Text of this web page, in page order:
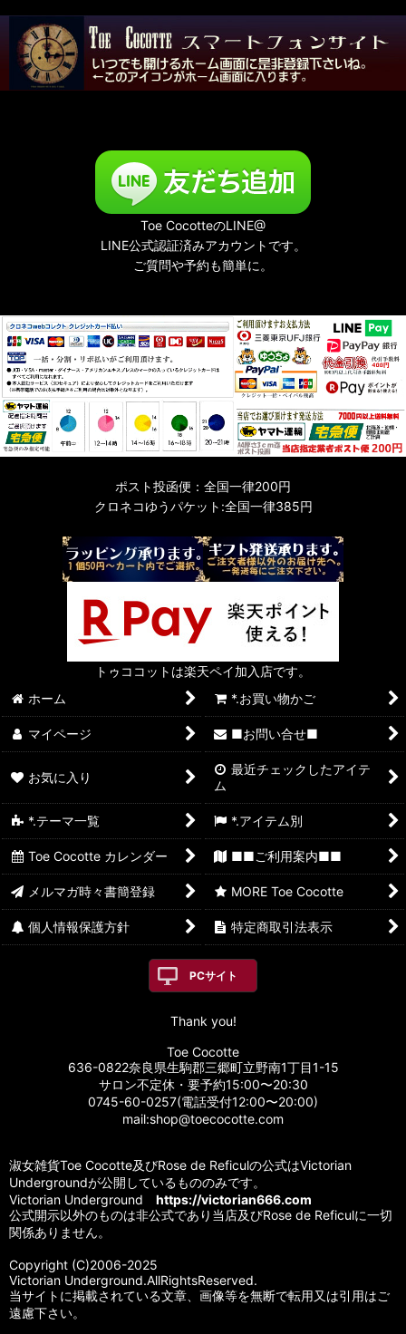
Toe CocotteのLINE@
LINE公式認証済みアカウントです。
ご質問や予約も簡単に。
ポスト投函便：全国一律200円
クロネコゆうパケット:全国一律385円
トゥココットは楽天ペイ加入店です。
ホーム
*.お買い物かご
マイページ ■お問い合せ■
お気に入り
最近チェックしたアイテ
ム
*.テーマ一覧 *.アイテム別
Toe Cocotte カレンダー ■■ご利用案内■■
メルマガ時々書簡登録 MORE Toe Cocotte
個人情報保護方針 特定商取引法表示
PCサイト
Thank you!
Toe Cocotte
636-0822奈良県生駒郡三郷町立野南1丁目1-15
サロン不定休・要予約15:00〜20:30
0745-60-0257(電話受付12:00〜20:00)
mail:shop@toecocotte.com
淑女雑貨Toe Cocotte及びRose de Reficulの公式はVictorian
Undergroundが公開しているもののみです。
Victorian Underground https://victorian666.com
公式開示以外のものは非公式であり当店及びRose de Reficulに一切
関係ありません。
Copyright (C)2006-2025
Victorian Underground.AllRightsReserved.
当サイトに掲載されている文章、画像等を無断で転用又は引用はご
遠慮下さい。